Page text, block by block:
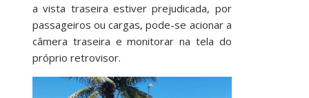
a vista traseira estiver prejudicada, por
passageiros ou cargas, pode-se acionar a
câmera traseira e monitorar na tela do
próprio retrovisor.